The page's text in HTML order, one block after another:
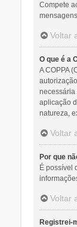
Compete
Voltar
O que é a
A COPPA
necessária
aplicação
natureza,
Voltar
Por que
É possível
Voltar
Registrei-